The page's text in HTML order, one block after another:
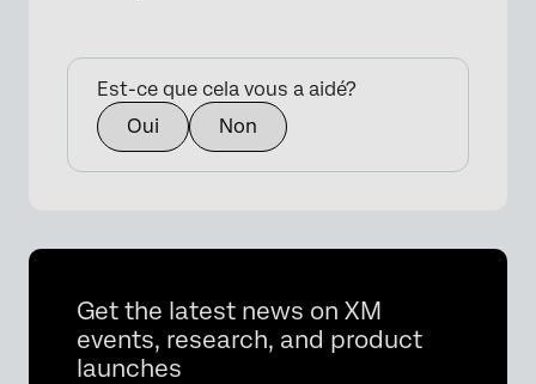
Est-ce que cela vous a aidé?
Oui
Non
Get the latest news on XM
events, research, and product
launches